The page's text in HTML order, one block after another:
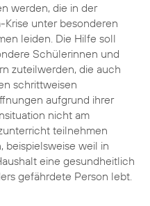
werden, die in der
Krise unter besonderen
leiden. Die Hilfe soll
Schülerinnen und
zuteilwerden, die auch
schrittweisen
aufgrund ihrer
nicht am
teilnehmen
beispielsweise weil in
eine gesundheitlich
gefährdete Person lebt.